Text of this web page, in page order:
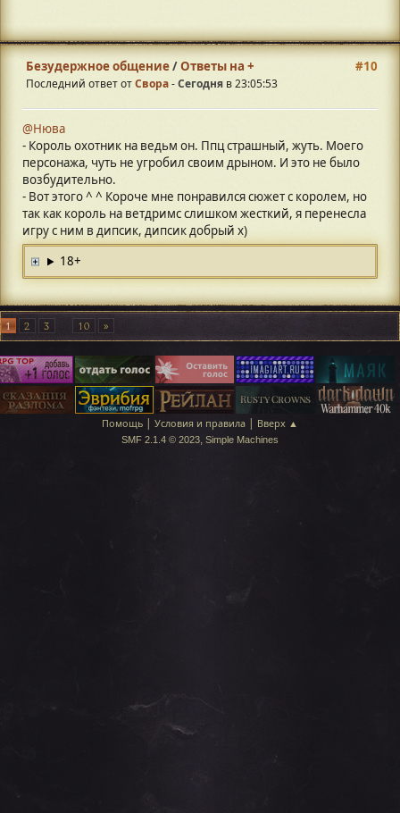
#10
Безудержное общение/Ответы на +
Последний ответ отСвора-Сегодня в 23:05:53
@Нюва
- Король охотник на ведьм он. Ппц страшный, жуть. Моего
персонажа, чуть не угробил своим дрыном. И это не было
возбудительно.
- Вот этого ^ ^ Короче мне понравился сюжет с королем, но
так как король на ветдримс слишком жесткий, я перенесла
игру с ним в дипсик, дипсик добрый х)
18+
1 2 3 10
Помощь | Условия и правила | Вверх ▲
SMF 2.1.4 © 2023, Simple Machines